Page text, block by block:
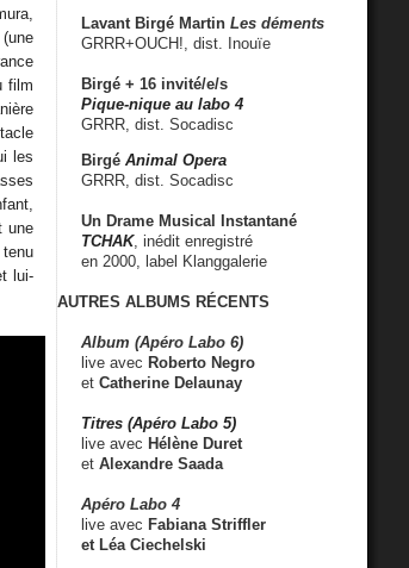
film
les
une
lui-
Lavant Birgé Martin Les déments
GRRR+OUCH!, dist. Inouïe
Birgé + 16 invité/e/s
Pique-nique au labo 4
GRRR, dist. Socadisc
Birgé Animal Opera
GRRR, dist. Socadisc
Un Drame Musical Instantané
TCHAK, inédit enregistré
en 2000, label Klanggalerie
AUTRES ALBUMS RÉCENTS
Album (Apéro Labo 6)
live avec Roberto Negro
et Catherine Delaunay
Titres (Apéro Labo 5)
live avec Hélène Duret
et Alexandre Saada
Apéro Labo 4
live avec Fabiana Striffler
et Léa Ciechelski